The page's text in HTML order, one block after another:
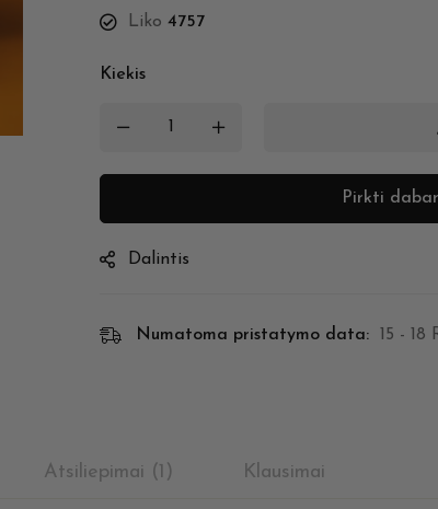
Liko 4757
Kiekis
Pirkti dabar
Dalintis
Numatoma pristatymo data: 15 - 18
Atsiliepimai (1) Klausimai